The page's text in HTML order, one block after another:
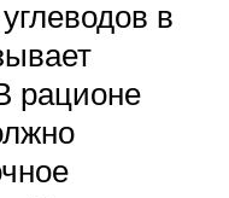
в
рационе